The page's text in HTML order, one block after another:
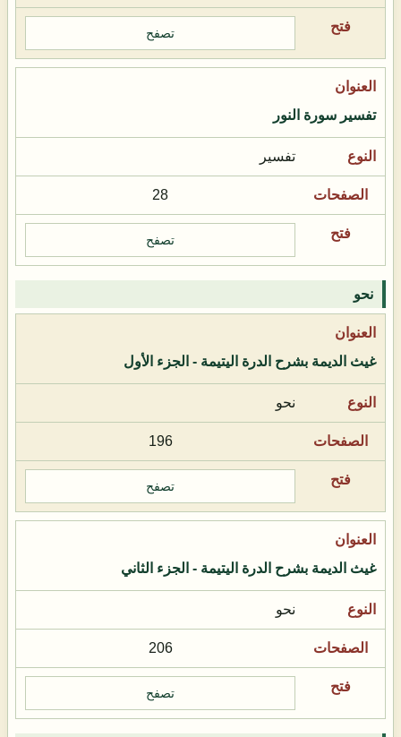
تصفح
تفسير سورة النور
تفسير
28
تصفح
نحو
غيث الديمة بشرح الدرة اليتيمة - الجزء الأول
نحو
196
تصفح
غيث الديمة بشرح الدرة اليتيمة - الجزء الثاني
نحو
206
تصفح